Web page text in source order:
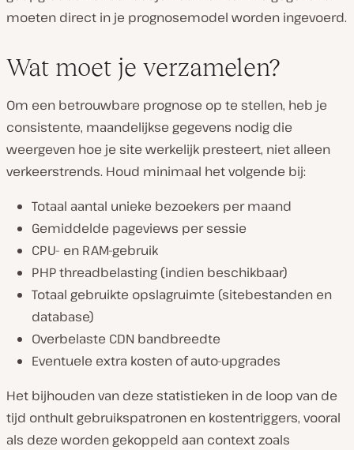
moeten direct in je prognosemodel worden ingevoerd.
Wat moet je verzamelen?
Om een betrouwbare prognose op te stellen, heb je
consistente, maandelijkse gegevens nodig die
weergeven hoe je site werkelijk presteert, niet alleen
verkeerstrends. Houd minimaal het volgende bij:
Totaal aantal unieke bezoekers per maand
Gemiddelde pageviews per sessie
CPU- en RAM-gebruik
PHP threadbelasting (indien beschikbaar)
Totaal gebruikte opslagruimte (sitebestanden en
database)
Overbelaste CDN bandbreedte
Eventuele extra kosten of auto-upgrades
Het bijhouden van deze statistieken in de loop van de
tijd onthult gebruikspatronen en kostentriggers, vooral
als deze worden gekoppeld aan context zoals